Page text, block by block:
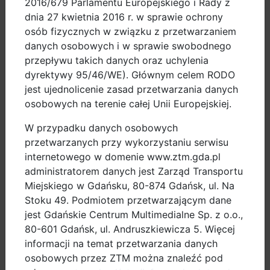
zamkniętego katalogu akceptowanych prezentacji i
każda propozycja wystąpienia zostanie rozpatrzona.
Organizatorzy zapewniają zaproszonym prelegentom
zakwaterowanie podczas Kongresu i zwrot kosztów
dojazdu komunikacją zbiorową. Szczegóły zostaną
uzgodnione po zakończeniu etapu selekcji.
Termin nadsyłania propozycji wystąpień upływa z
dniem 15 marca b.r.
Zapraszamy!
Organizatorzy X Kongresu Mobilności Aktywnej
Urząd Miejski w Gdańsku
Referat Mobilności Aktywnej
tel. 58 526 8088
www.kongresmobilnosci.pl
2016/679 Parlamentu Europejskiego i Rady z
dnia 27 kwietnia 2016 r. w sprawie ochrony
osób fizycznych w związku z przetwarzaniem
danych osobowych i w sprawie swobodnego
przepływu takich danych oraz uchylenia
dyrektywy 95/46/WE). Głównym celem RODO
jest ujednolicenie zasad przetwarzania danych
osobowych na terenie całej Unii Europejskiej.
W przypadku danych osobowych
przetwarzanych przy wykorzystaniu serwisu
internetowego w domenie www.ztm.gda.pl
administratorem danych jest Zarząd Transportu
Miejskiego w Gdańsku, 80-874 Gdańsk, ul. Na
Stoku 49. Podmiotem przetwarzającym dane
jest Gdańskie Centrum Multimedialne Sp. z o.o.,
80-601 Gdańsk, ul. Andruszkiewicza 5. Więcej
informacji na temat przetwarzania danych
osobowych przez ZTM można znaleźć pod